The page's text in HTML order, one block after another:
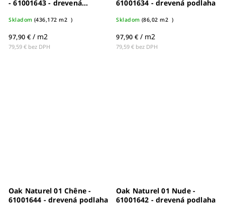
- 61001643 - drevená
Skladom (436,172 m2 )
79,59 € bez DPH
97,90 € / m2
61001634 - drevená podlaha
Skladom (86,02 m2 )
79,59 € bez DPH
97,90 € / m2
Oak Naturel 01 Chêne -
61001644 - drevená podlaha
Oak Naturel 01 Nude -
61001642 - drevená podlaha